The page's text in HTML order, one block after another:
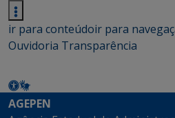
ir para conteúdoir para
Ouvidoria Transparência
AGEPEN